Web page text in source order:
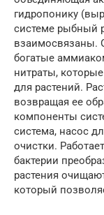
гидропонику
системе рыбный
взаимосвязаны.
богатые
нитраты,
для растений.
возвращая ее
компоненты
система, насос
очистки.
бактерии
растения
который